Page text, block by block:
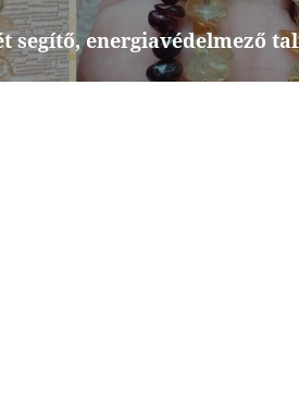
segítő, energiavédelmező